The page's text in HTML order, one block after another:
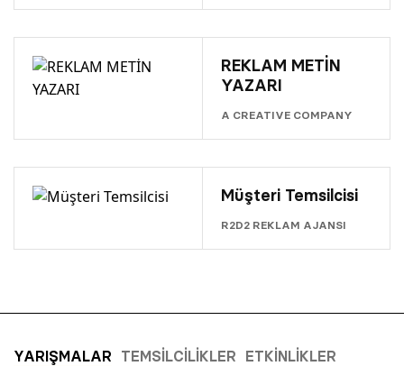
REKLAM METİN
YAZARI
A CREATIVE COMPANY
Müşteri Temsilcisi
R2D2 REKLAM AJANSI
YARIŞMALAR TEMSILCILIKLER ETKINLIKLER